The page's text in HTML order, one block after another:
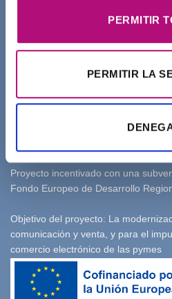
PERMITIR
PERMITIR LA
Comunidades de Castilla - La
Proyecto incentivado con una
Fondo Europeo de Desarrollo
Objetivo del proyecto: La
comunicación y venta, y para el
comercio electrónico de las pymes